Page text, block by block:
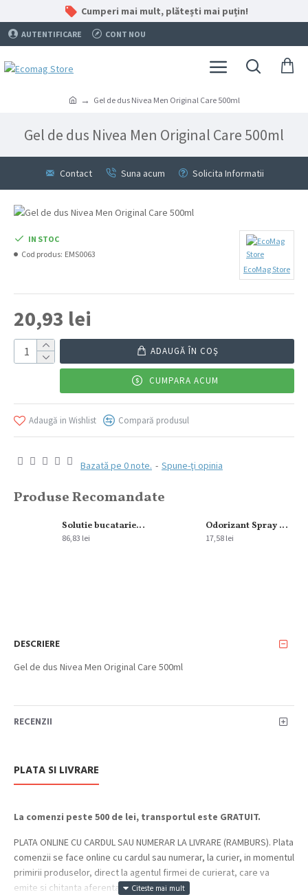
Cumperi mai mult, plătești mai puțin!
AUTENTIFICARE CONT NOU
Gel de dus Nivea Men Original Care 500ml
Gel de dus Nivea Men Original Care 500ml
Contact Suna acum Solicita Informatii
Bazată pe 0 note. - Spune-ţi opinia
20,93 lei
IN STOC
Cod produs: EMS0063
EcoMag Store
ADAUGĂ ÎN COŞ
CUMPARA ACUM
Adaugă in Wishlist Compară produsul
Produse Recomandate
Solutie bucatarie Royal Hygiene 5L
86,83 lei
Odorizant Spray Glade Aerosol Apple&Cinnamon 300 ml
17,58 lei
DESCRIERE
Gel de dus Nivea Men Original Care 500ml
RECENZII
PLATA SI LIVRARE
La comenzi peste 500 de lei, transportul este GRATUIT.
PLATA ONLINE CU CARDUL SAU NUMERAR LA LIVRARE (RAMBURS). Plata
comenzii se face online cu cardul sau numerar, la curier, in momentul
primirii produselor, direct la agentul firmei de curierat, care va
emite si chitanta aferenta incasarii.